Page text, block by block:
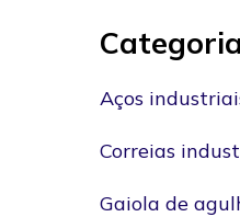
Aços
Correias
Gaiola de